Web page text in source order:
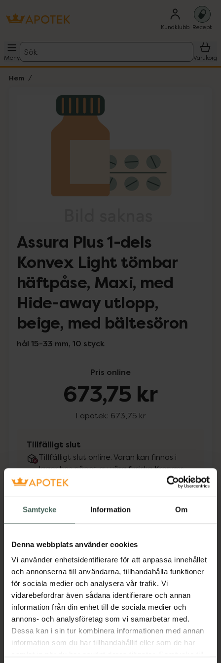
Samtycke Information Om
Denna webbplats använder cookies
Vi använder enhetsidentifierare för att anpassa innehållet
och annonserna till användarna, tillhandahålla funktioner
för sociala medier och analysera vår trafik. Vi
vidarebefordrar även sådana identifierare och annan
information från din enhet till de sociala medier och
annons- och analysföretag som vi samarbetar med.
Dessa kan i sin tur kombinera informationen med annan
information som du har tillhandahållit eller som de har
Kundklubb Recept
Meny
Sök
Varukorg
Hem
Lista: . Innehåller 1 objekt.
Assura Plus 1-dels
Konvex Light tömbar
häftpåse, Maxi, med
Hide-away utlopp,
beige, med bältesöron
hål 15-33 mm, 10 styck
Pris online
673,75 kr
I apotek: 673,75 kr
Tillfälligt slut
Tillfälligt slut online. Varan kan finnas i
lager hos något av våra fysiska Kronans
Apotek.
Se lagerstatus på apotek
Få mejl när varan finns i lager online
Din e-postadress
Jag accepterar villkoren
Spara
Aktuella erbjudanden
Beskrivning Dölj